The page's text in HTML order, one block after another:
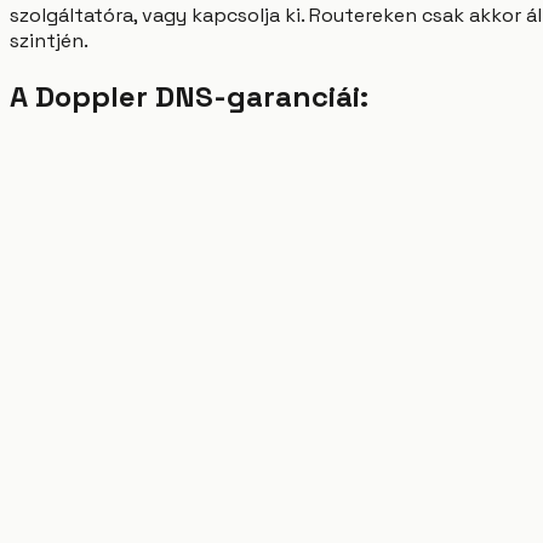
szolgáltatóra, vagy kapcsolja ki. Routereken csak akkor
szintjén.
A Doppler DNS-garanciái: